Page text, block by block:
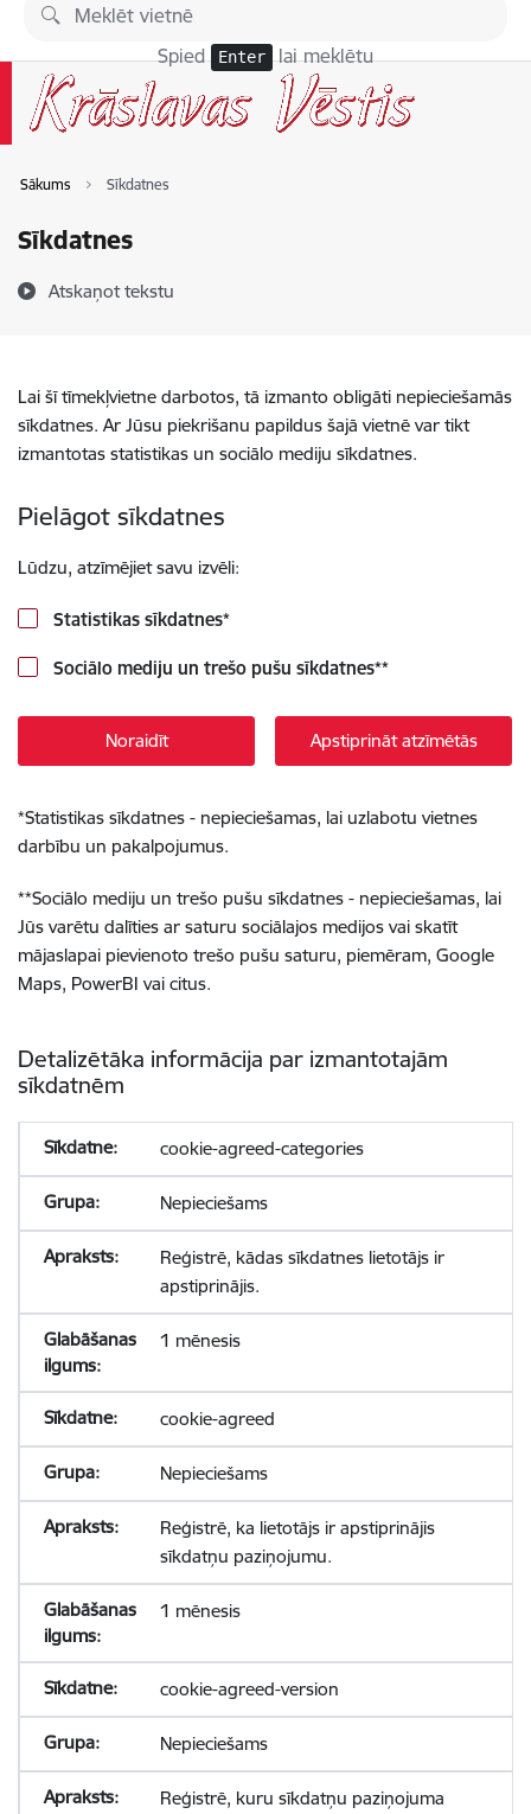
Pāriet uz lapas saturu
Spied Enter lai meklētu
Sākums Sīkdatnes
Sīkdatnes
Atskaņot tekstu
Lai šī tīmekļvietne darbotos, tā izmanto obligāti nepieciešamās
sīkdatnes. Ar Jūsu piekrišanu papildus šajā vietnē var tikt
izmantotas statistikas un sociālo mediju sīkdatnes.
Pielāgot sīkdatnes
Lūdzu, atzīmējiet savu izvēli:
Statistikas sīkdatnes*
Sociālo mediju un trešo pušu sīkdatnes**
Noraidīt Apstiprināt atzīmētās
*Statistikas sīkdatnes - nepieciešamas, lai uzlabotu vietnes
darbību un pakalpojumus.
**Sociālo mediju un trešo pušu sīkdatnes - nepieciešamas, lai
Jūs varētu dalīties ar saturu sociālajos medijos vai skatīt
mājaslapai pievienoto trešo pušu saturu, piemēram, Google
Maps, PowerBI vai citus.
Detalizētāka informācija par izmantotajām
sīkdatnēm
cookie-agreed-categories
Nepieciešams
Reģistrē, kādas sīkdatnes lietotājs ir
apstiprinājis.
1 mēnesis
cookie-agreed
Nepieciešams
Reģistrē, ka lietotājs ir apstiprinājis
sīkdatņu paziņojumu.
1 mēnesis
cookie-agreed-version
Nepieciešams
Reģistrē, kuru sīkdatņu paziņojuma